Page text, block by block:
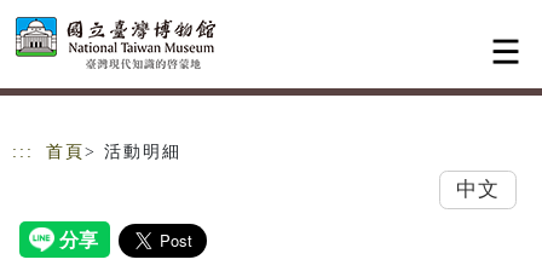
跳到主要內容
網站導覽
::: 首頁 > 活動明細
中文